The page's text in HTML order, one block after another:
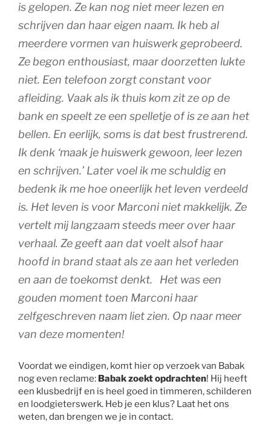
is gelopen. Ze kan nog niet meer lezen en
schrijven dan haar eigen naam. Ik heb al
meerdere vormen van huiswerk geprobeerd.
Ze begon enthousiast, maar doorzetten lukte
niet. Een telefoon zorgt constant voor
afleiding. Vaak als ik thuis kom zit ze op de
bank en speelt ze een spelletje of is ze aan het
bellen. En eerlijk, soms is dat best frustrerend.
Ik denk ‘maak je huiswerk gewoon, leer lezen
en schrijven.’ Later voel ik me schuldig en
bedenk ik me hoe oneerlijk het leven verdeeld
is. Het leven is voor Marconi niet makkelijk. Ze
vertelt mij langzaam steeds meer over haar
verhaal. Ze geeft aan dat voelt alsof haar
hoofd in brand staat als ze aan het verleden
en aan de toekomst denkt. Het was een
gouden moment toen Marconi haar
zelfgeschreven naam liet zien. Op naar meer
van deze momenten!
Voordat we eindigen, komt hier op verzoek van Babak
nog even reclame: Babak zoekt opdrachten! Hij heeft
een klusbedrijf en is heel goed in timmeren, schilderen
en loodgieterswerk. Heb je een klus? Laat het ons
weten, dan brengen we je in contact.